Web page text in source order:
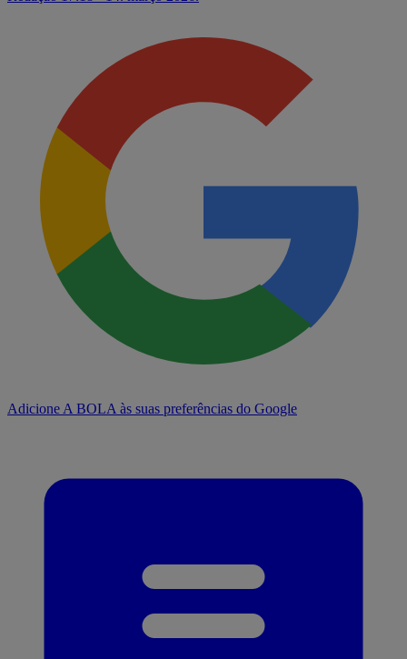
Adicione A BOLA às suas preferências do Google